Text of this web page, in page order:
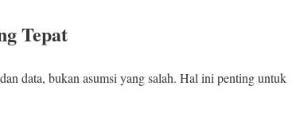
Tepat
data, bukan asumsi yang salah. Hal ini penting untuk